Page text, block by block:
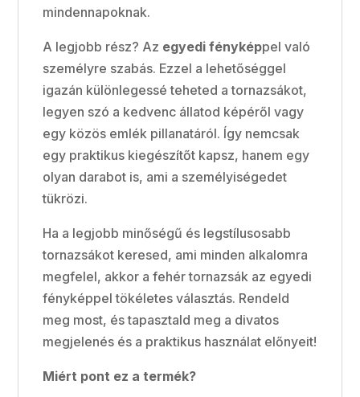
mindennapoknak.
A legjobb rész? Az egyedi fényképpel való
személyre szabás. Ezzel a lehetőséggel
igazán különlegessé teheted a tornazsákot,
legyen szó a kedvenc állatod képéről vagy
egy közös emlék pillanatáról. Így nemcsak
egy praktikus kiegészítőt kapsz, hanem egy
olyan darabot is, ami a személyiségedet
tükrözi.
Ha a legjobb minőségű és legstílusosabb
tornazsákot keresed, ami minden alkalomra
megfelel, akkor a fehér tornazsák az egyedi
fényképpel tökéletes választás. Rendeld
meg most, és tapasztald meg a divatos
megjelenés és a praktikus használat előnyeit!
Miért pont ez a termék?